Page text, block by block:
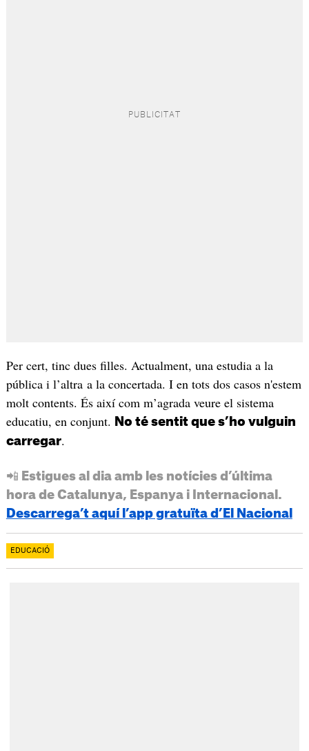
Per cert, tinc dues filles. Actualment, una estudia a la
pública i l’altra a la concertada. I en tots dos casos n'estem
molt contents. És així com m’agrada veure el sistema
educatiu, en conjunt.
No té sentit que s’ho vulguin
carregar.
📲 Estigues al dia amb les notícies d’última
hora de Catalunya, Espanya i Internacional.
Descarrega’t aquí l’app gratuïta d’El Nacional
EDUCACIÓ